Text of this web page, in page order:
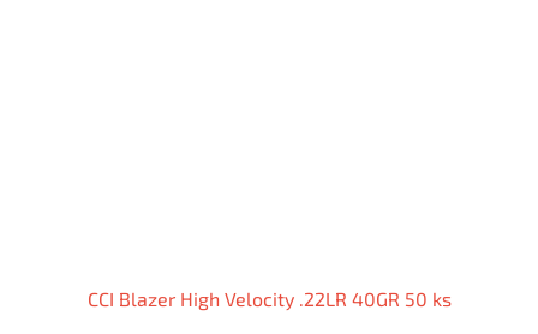
CCI Blazer High Velocity .22LR 40GR 50 ks